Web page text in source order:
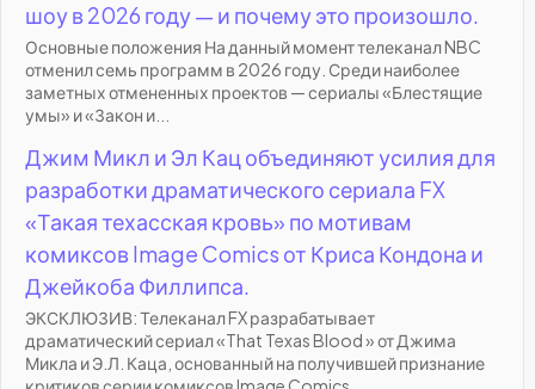
шоу в 2026 году — и почему это произошло.
Основные положения На данный момент телеканал NBC
отменил семь программ в 2026 году. Среди наиболее
заметных отмененных проектов — сериалы «Блестящие
умы» и «Закон и...
Джим Микл и Эл Кац объединяют усилия для
разработки драматического сериала FX
«Такая техасская кровь» по мотивам
комиксов Image Comics от Криса Кондона и
Джейкоба Филлипса.
ЭКСКЛЮЗИВ: Телеканал FX разрабатывает
драматический сериал «That Texas Blood » от Джима
Микла и Э.Л. Каца, основанный на получившей признание